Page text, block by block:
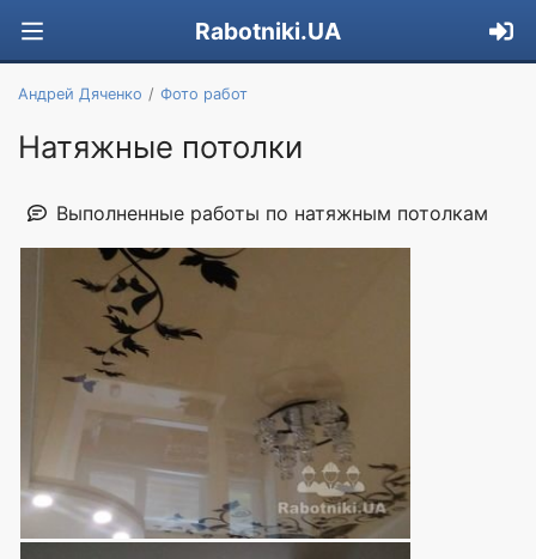
Rabotniki.UA
Андрей Дяченко Фото работ
Натяжные потолки
Выполненные работы по натяжным потолкам